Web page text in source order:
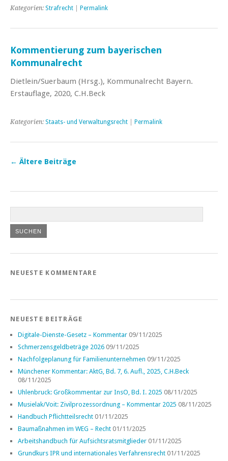
Kategorien: Strafrecht Permalink
Kommentierung zum bayerischen
Kommunalrecht
Dietlein/Suerbaum (Hrsg.), Kommunalrecht Bayern.
Erstauflage, 2020, C.H.Beck
Kategorien: Staats- und Verwaltungsrecht Permalink
← Ältere Beiträge
NEUESTE KOMMENTARE
NEUESTE BEITRÄGE
Digitale-Dienste-Gesetz – Kommentar 09/11/2025
Schmerzensgeldbeträge 2026 09/11/2025
Nachfolgeplanung für Familienunternehmen 09/11/2025
Münchener Kommentar: AktG, Bd. 7, 6. Aufl., 2025, C.H.Beck
08/11/2025
Uhlenbruck: Großkommentar zur InsO, Bd. I. 2025 08/11/2025
Musielak/Voit: Zivilprozessordnung – Kommentar 2025 08/11/2025
Handbuch Pflichtteilsrecht 01/11/2025
Baumaßnahmen im WEG – Recht 01/11/2025
Arbeitshandbuch für Aufsichtsratsmitglieder 01/11/2025
Grundkurs IPR und internationales Verfahrensrecht 01/11/2025